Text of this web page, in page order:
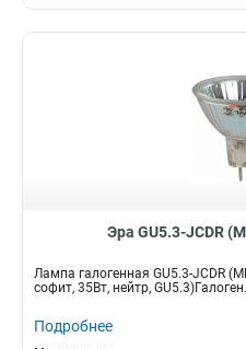
Эра GU5.3-JCDR
Лампа галогенная GU5.3-JCDR
софит, 35Вт, нейтр,
Подробнее